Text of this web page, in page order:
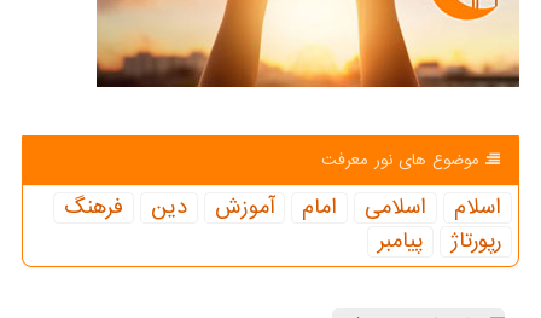
موضوع های نور معرفت
اسلام اسلامی امام آموزش دین
فرهنگ
رپورتاژ
پیامبر